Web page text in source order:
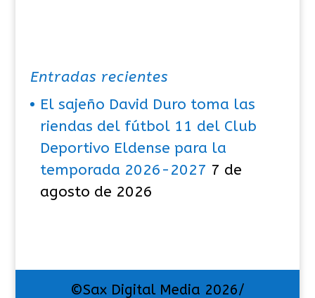
Entradas recientes
El sajeño David Duro toma las
riendas del fútbol 11 del Club
Deportivo Eldense para la
temporada 2026-2027 7 de
agosto de 2026
©Sax Digital Media 2026/